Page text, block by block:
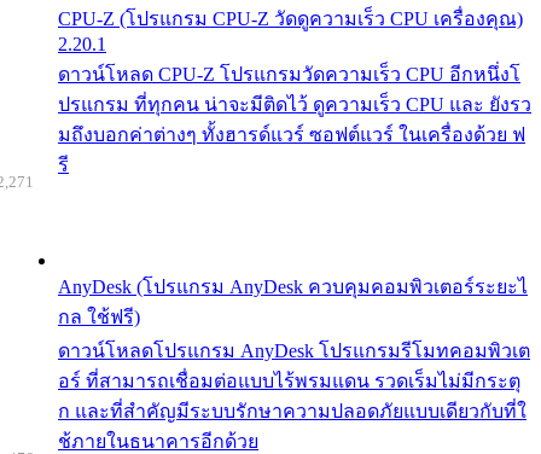
CPU-Z (โปรแกรม CPU-Z วัดดูความเร็ว CPU เครื่องคุณ)
2.20.1
ดาวน์โหลด CPU-Z โปรแกรมวัดความเร็ว CPU อีกหนึ่งโ
ปรแกรม ที่ทุกคน น่าจะมีติดไว้ ดูความเร็ว CPU และ ยังรว
มถึงบอกค่าต่างๆ ทั้งฮารด์แวร์ ซอฟต์แวร์ ในเครื่องด้วย ฟ
รี
AnyDesk (โปรแกรม AnyDesk ควบคุมคอมพิวเตอร์ระยะไ
กล ใช้ฟรี)
ดาวน์โหลดโปรแกรม AnyDesk โปรแกรมรีโมทคอมพิวเต
อร์ ที่สามารถเชื่อมต่อแบบไร้พรมแดน รวดเร็มไม่มีกระตุ
ก และที่สำคัญมีระบบรักษาความปลอดภัยแบบเดียวกับที่ใ
ช้ภายในธนาคารอีกด้วย